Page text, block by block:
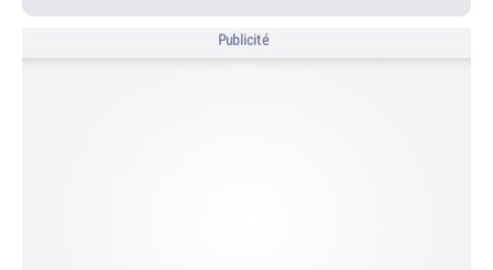
Publicité